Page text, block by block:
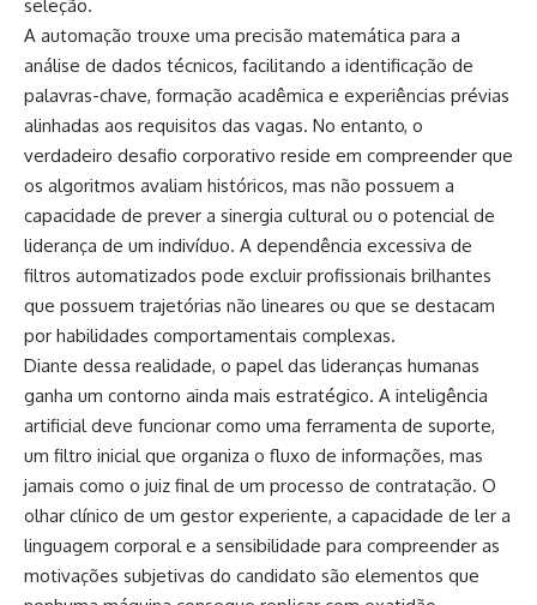
seleção.
A automação trouxe uma precisão matemática para a
análise de dados técnicos, facilitando a identificação de
palavras-chave, formação acadêmica e experiências prévias
alinhadas aos requisitos das vagas. No entanto, o
verdadeiro desafio corporativo reside em compreender que
os algoritmos avaliam históricos, mas não possuem a
capacidade de prever a sinergia cultural ou o potencial de
liderança de um indivíduo. A dependência excessiva de
filtros automatizados pode excluir profissionais brilhantes
que possuem trajetórias não lineares ou que se destacam
por habilidades comportamentais complexas.
Diante dessa realidade, o papel das lideranças humanas
ganha um contorno ainda mais estratégico. A inteligência
artificial deve funcionar como uma ferramenta de suporte,
um filtro inicial que organiza o fluxo de informações, mas
jamais como o juiz final de um processo de contratação. O
olhar clínico de um gestor experiente, a capacidade de ler a
linguagem corporal e a sensibilidade para compreender as
motivações subjetivas do candidato são elementos que